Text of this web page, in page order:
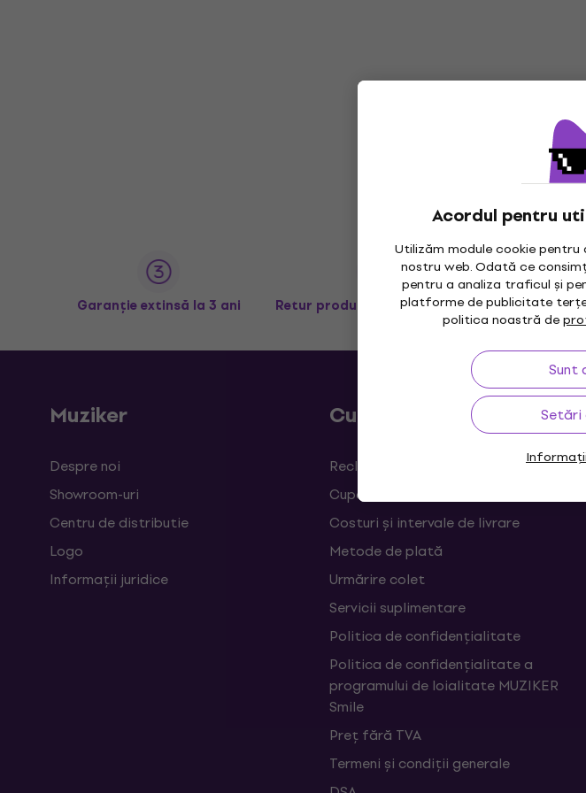
Acordul pentru
Utilizăm module cookie
nostru web. Odată ce
pentru a analiza traficul și
platforme de publicitate
politica noastră de
Sunt
Garanție extinsă la 3 ani Retur produse în maxim 30 zile
Muziker
Despre noi
Showroom-uri
Centru de distributie
Logo
Informații juridice
Cumpărare
Reclamații și retrageri din contract
Cupoane
Costuri și intervale de livrare
Metode de plată
Urmărire colet
Servicii suplimentare
Politica de confidențialitate
Politica de confidențialitate a
programului de loialitate MUZIKER
Smile
Preț fără TVA
Termeni și condiții generale